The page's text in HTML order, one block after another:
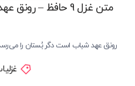
متن غزل 9 حافظ – رونق عهد شباب است دگر بُستان را
رونق عهد شباب است دگر بُستان را